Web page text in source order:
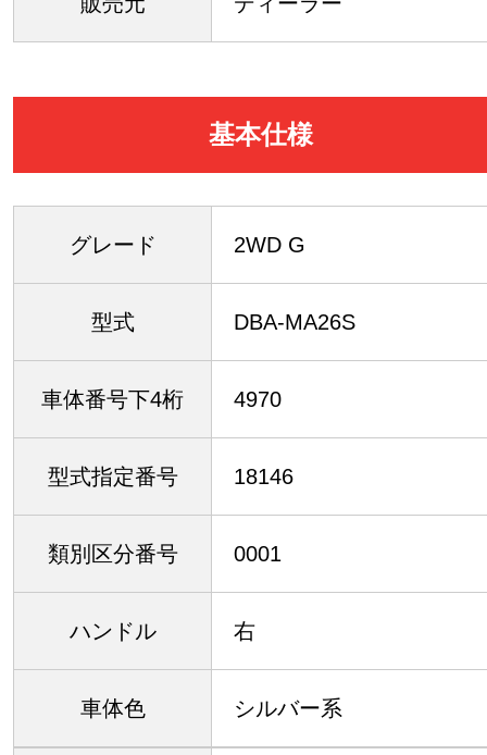
基本仕様
グレード 2WD G
型式 DBA-MA26S
車体番号下4桁 4970
型式指定番号 18146
類別区分番号 0001
ハンドル 右
車体色 シルバー系